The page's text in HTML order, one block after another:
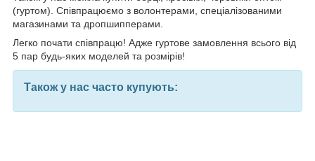
(гуртом). Співпрацюємо з волонтерами, спеціалізованими
магазинами та дропшипперами.
Легко почати співпрацю! Адже гуртове замовлення всього від
5 пар будь-яких моделей та розмірів!
Також у нас часто купують: